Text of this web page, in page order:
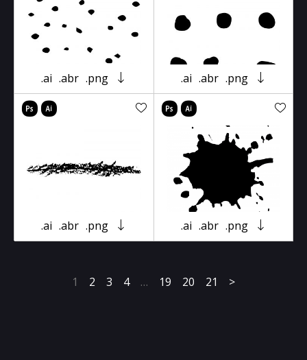
.ai .abr .png .ai .abr .png
.ai .abr .png .ai .abr .png
1 2 3 4 … 19 20 21 >